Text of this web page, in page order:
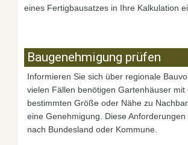
eines Fertigbausatzes in Ihre Kalkulation
Baugenehmigung prüfen
Informieren Sie sich über regionale
vielen Fällen benötigen Gartenhäuser mit
bestimmten Größe oder Nähe zu
eine Genehmigung. Diese
nach Bundesland oder Kommune.